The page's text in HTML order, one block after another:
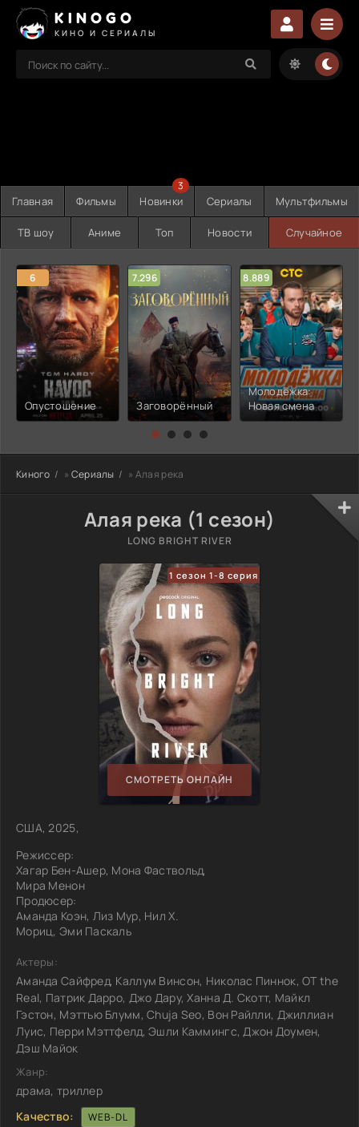
KINOGO
КИНО И СЕРИАЛЫ
Главная Фильмы Новинки
3
Сериалы Мультфильмы
ТВ шоу Аниме Топ Новости Случайное
6
Опустошение
7.296
Заговорённый
8.889
Молодёжка:
Новая смена
Киного » Сериалы » Алая река
Алая река (1 сезон)
LONG BRIGHT RIVER
1 сезон 1-8 серия
СМОТРЕТЬ ОНЛАЙН
США, 2025,
Режиссер:
Хагар Бен-Ашер, Мона Фаствольд,
Мира Менон
Продюсер:
Аманда Коэн, Лиз Мур, Нил Х.
Мориц, Эми Паскаль
Актеры:
Аманда Сайфред, Каллум Винсон, Николас Пиннок, OT the
Real, Патрик Дарро, Джо Дару, Ханна Д. Скотт, Майкл
Гэстон, Мэттью Блумм, Chuja Seo, Вон Райлли, Джиллиан
Луис, Перри Мэттфелд, Эшли Каммингс, Джон Доумен,
Дэш Майок
Жанр:
драма, триллер
Качество:
WEB-DL